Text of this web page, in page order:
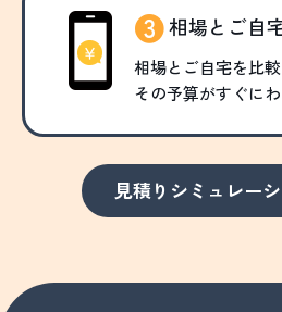
相場とご自
相場とご自宅を比
その予算がすぐにわ
見積りシミュレー